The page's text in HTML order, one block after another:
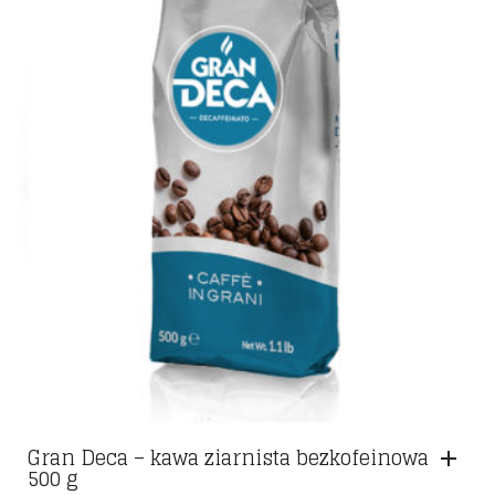
Gran Deca – kawa ziarnista bezkofeinowa
500 g